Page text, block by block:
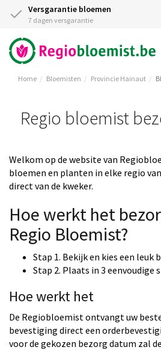
Versgarantie bloemen
7 dagen versgarantie
Home Bloemisten Provincie Hainaut
Regio bloemist
Welkom op de website van
bloemen en planten in elke regio
direct van de kweker.
Hoe werkt het
Regio Bloemist?
Stap 1. Bekijk en kies een leuk
Stap 2. Plaats in 3
Hoe werkt het
De Regiobloemist ontvangt uw
bevestiging direct een
voor de gekozen bezorg datum zal